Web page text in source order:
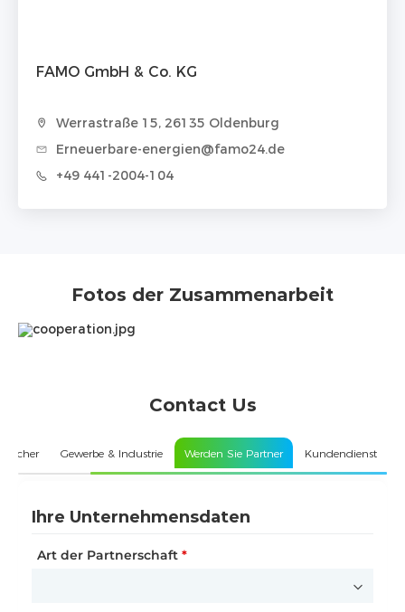
FAMO GmbH & Co. KG
Werrastraße 15, 26135 Oldenburg
Erneuerbare-energien@famo24.de
+49 441-2004-104
Fotos der Zusammenarbeit
Contact Us
Gewerbe & Industrie Werden Sie Partner Kundendienst
Ihre Angaben
Name*
Ihre Unternehmensdaten
Name des Unternehmens
Ihre Unternehmensdaten
Art der Partnerschaft *